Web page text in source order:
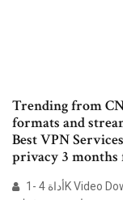
Trending from
formats and
Best VPN
privacy 3 months
1- أداة 4K Video Downloader: تتميز أداة 4K Video Downloader